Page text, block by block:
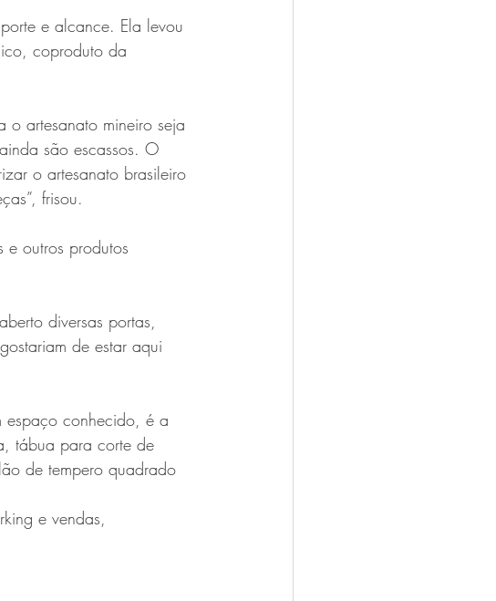
e alcance. Ela levou
coproduto da
o artesanato mineiro seja
são escassos. O
o artesanato brasileiro
frisou.
e outros produtos
diversas portas,
de estar aqui
espaço conhecido, é a
tábua para corte de
de tempero quadrado
e vendas,